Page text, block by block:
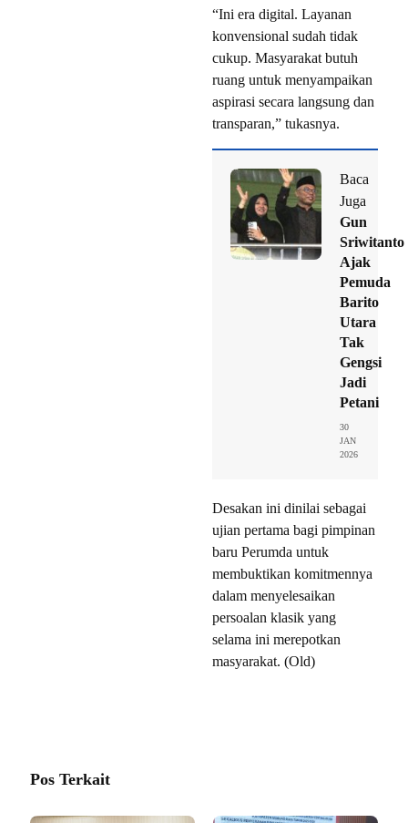
“Ini era digital. Layanan
konvensional sudah tidak
cukup. Masyarakat butuh
ruang untuk menyampaikan
aspirasi secara langsung dan
transparan,” tukasnya.
Baca
Juga
Gun
Sriwitanto
Ajak
Pemuda
Barito
Utara
Tak
Gengsi
Jadi
Petani
30
JAN
2026
Desakan ini dinilai sebagai
ujian pertama bagi pimpinan
baru Perumda untuk
membuktikan komitmennya
dalam menyelesaikan
persoalan klasik yang
selama ini merepotkan
masyarakat. (Old)
Pos Terkait